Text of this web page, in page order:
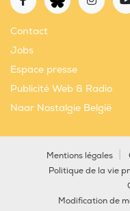
Contact
Jobs
Espace presse
Publicité Web & Radio
Naar Nostalgie België
Mentions légales
Politique de la vie
Modification de